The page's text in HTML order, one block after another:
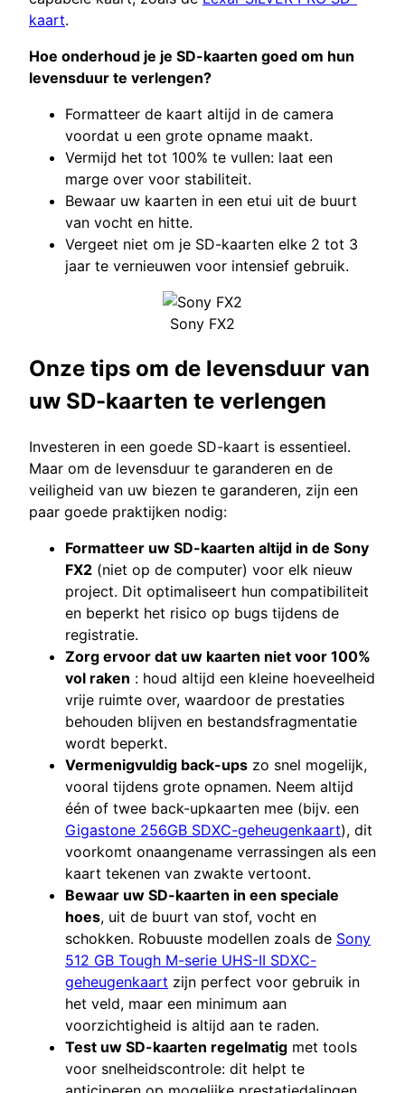
kaart.
Hoe onderhoud je je SD-kaarten goed om hun
levensduur te verlengen?
Formatteer de kaart altijd in de camera
voordat u een grote opname maakt.
Vermijd het tot 100% te vullen: laat een
marge over voor stabiliteit.
Bewaar uw kaarten in een etui uit de buurt
van vocht en hitte.
Vergeet niet om je SD-kaarten elke 2 tot 3
jaar te vernieuwen voor intensief gebruik.
Sony FX2
Onze tips om de levensduur van
uw SD-kaarten te verlengen
Investeren in een goede SD-kaart is essentieel.
Maar om de levensduur te garanderen en de
veiligheid van uw biezen te garanderen, zijn een
paar goede praktijken nodig:
Formatteer uw SD-kaarten altijd in de Sony
FX2 (niet op de computer) voor elk nieuw
project. Dit optimaliseert hun compatibiliteit
en beperkt het risico op bugs tijdens de
registratie.
Zorg ervoor dat uw kaarten niet voor 100%
vol raken : houd altijd een kleine hoeveelheid
vrije ruimte over, waardoor de prestaties
behouden blijven en bestandsfragmentatie
wordt beperkt.
Vermenigvuldig back-ups zo snel mogelijk,
vooral tijdens grote opnamen. Neem altijd
één of twee back-upkaarten mee (bijv. een
Gigastone 256GB SDXC-geheugenkaart), dit
voorkomt onaangename verrassingen als een
kaart tekenen van zwakte vertoont.
Bewaar uw SD-kaarten in een speciale
hoes, uit de buurt van stof, vocht en
schokken. Robuuste modellen zoals de Sony
512 GB Tough M-serie UHS-II SDXC-
geheugenkaart zijn perfect voor gebruik in
het veld, maar een minimum aan
voorzichtigheid is altijd aan te raden.
Test uw SD-kaarten regelmatig met tools
voor snelheidscontrole: dit helpt te